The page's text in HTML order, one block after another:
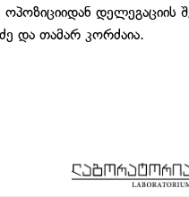
დელეგაციის
და თამარ კორძაია.